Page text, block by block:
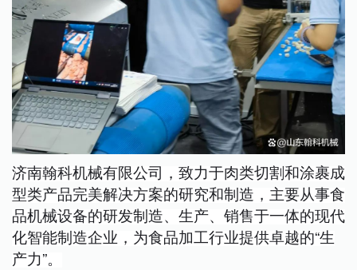
济南翰科机械有限公司，致力于肉类切割和涂裹成
型类产品完美解决方案的研究和制造，主要从事食
品机械设备的研发制造、生产、销售于一体的现代
化智能制造企业，为食品加工行业提供卓越的“生
产力”。